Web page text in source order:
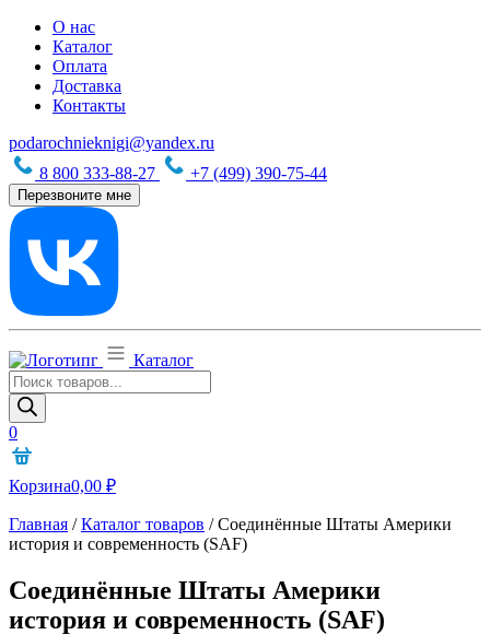
О нас
Каталог
Оплата
Доставка
Контакты
podarochnieknigi@yandex.ru
8 800 333-88-27
+7 (499) 390-75-44
Перезвоните мне
Каталог
Поиск
товаров
0
Корзина0,00 ₽
Главная /Каталог товаров /Соединённые Штаты Америки
история и современность (SAF)
Соединённые Штаты Америки
история и современность (SAF)